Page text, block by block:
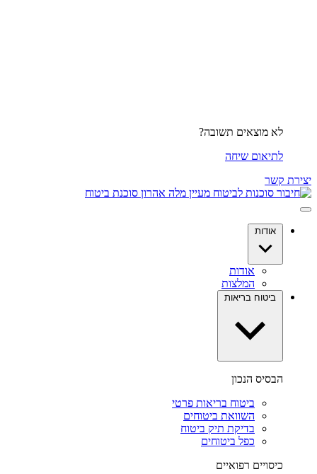
לא מוצאים תשובה?
לתיאום שיחה
יצירת קשר
אודות
אודות
המלצות
ביטוח בריאות
הבסיס הנכון
ביטוח בריאות פרטי
השוואת ביטוחים
בדיקת תיק ביטוח
כפל ביטוחים
כיסויים רפואיים